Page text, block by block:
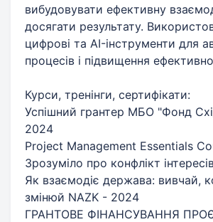
вибудовувати ефективну
досягати результату.
цифрові та AI-інструменти для
процесів і підвищення
Курси, тренінги, сертифікати:
Успішний грантер MБО "Фонд
2024
Project Management Essentials
Зрозуміло про конфлікт
Як взаємодіє держава: вивчай,
змінюй NAZK - 2024
ГРАНТОВЕ ФІНАНСУВАННЯ